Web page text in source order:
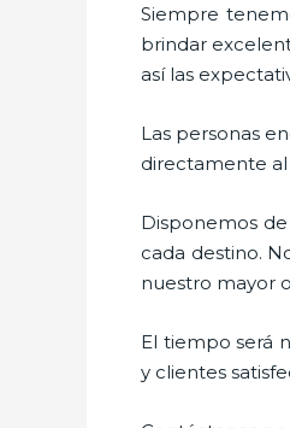
Siempre
brindar
así las
Las personas
directamente al
Disponemos
cada destino.
nuestro mayor
El tiempo será
y clientes